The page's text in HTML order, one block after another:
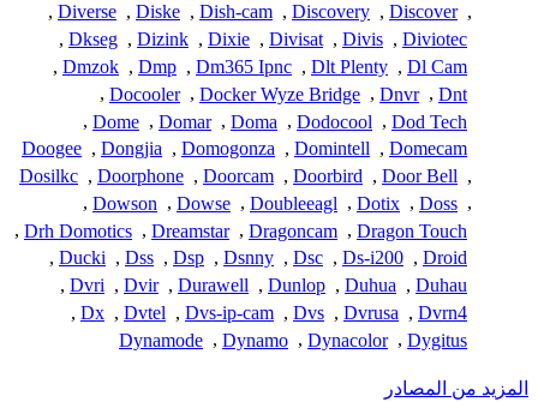
,
Discover
,
Discovery
,
Dish-cam
,
Diske
,
Diverse
,
Diviotec
,
Divis
,
Divisat
,
Dixie
,
Dizink
,
Dkseg
,
Dl Cam
,
Dlt Plenty
,
Dm365 Ipnc
,
Dmp
,
Dmzok
,
Dnt
,
Dnvr
,
Docker Wyze Bridge
,
Docooler
,
Dod Tech
,
Dodocool
,
Doma
,
Domar
,
Dome
,
Domecam
,
Domintell
,
Domogonza
,
Dongjia
,
Doogee
,
Door Bell
,
Doorbird
,
Doorcam
,
Doorphone
,
Dosilkc
,
Doss
,
Dotix
,
Doubleeagl
,
Dowse
,
Dowson
,
Dragon Touch
,
Dragoncam
,
Dreamstar
,
Drh Domotics
,
Droid
,
Ds-i200
,
Dsc
,
Dsnny
,
Dsp
,
Dss
,
Ducki
,
Duhau
,
Duhua
,
Dunlop
,
Durawell
,
Dvir
,
Dvri
,
Dvrn4
,
Dvrusa
,
Dvs
,
Dvs-ip-cam
,
Dvtel
,
Dx
,
Dygitus
,
Dynacolor
,
Dynamo
,
Dynamode
المزيد من المصادر